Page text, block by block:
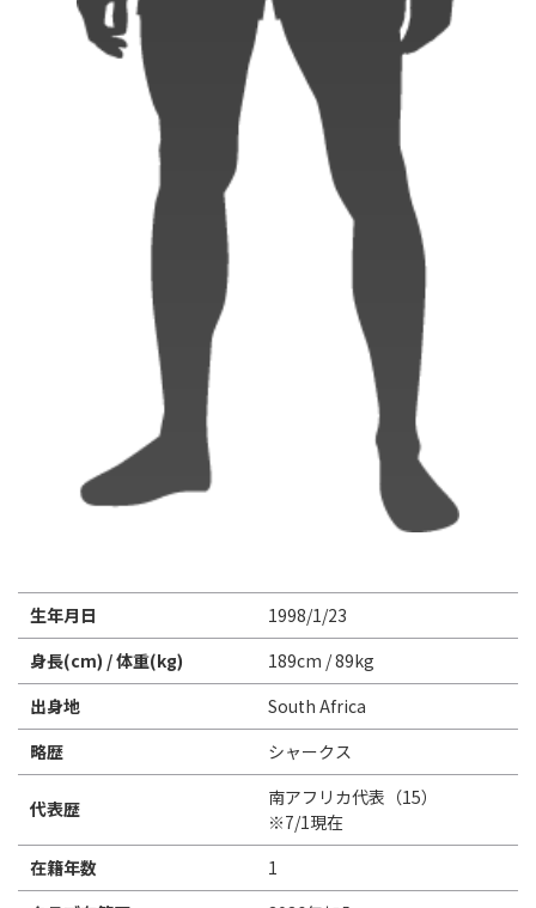
生年月日
1998/1/23
身長(cm) / 体重(kg)
189cm / 89kg
出身地
South Africa
略歴
シャークス
代表歴
南アフリカ代表（15）
※7/1現在
在籍年数
1